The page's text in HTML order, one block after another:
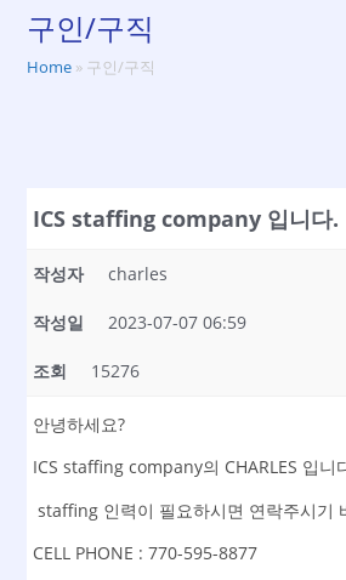
구인/구직
Home » 구인/구직
ICS staffing company 입니다.
작성자 charles
작성일 2023-07-07 06:59
조회 15276
안녕하세요?
ICS staffing company의 CHARLES 입니
staffing 인력이 필요하시면 연락주시기
CELL PHONE : 770-595-8877